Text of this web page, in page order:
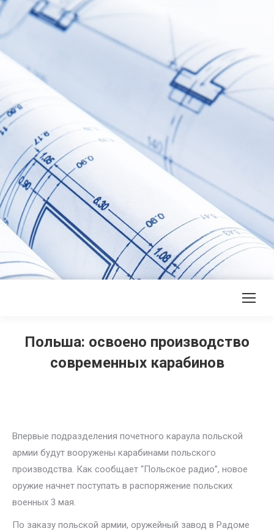
Польша: освоено производство
современных карабинов
Впервые подразделения почетного караула польской
армии будут вооружены карабинами польского
производства. Как сообщает “Польское радио”, новое
оружие начнет поступать в распоряжение польских
военных 3 мая.
По заказу польской армии, оружейный завод в Радоме